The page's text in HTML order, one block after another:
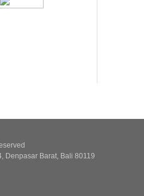
Denpasar Barat, Bali 80119